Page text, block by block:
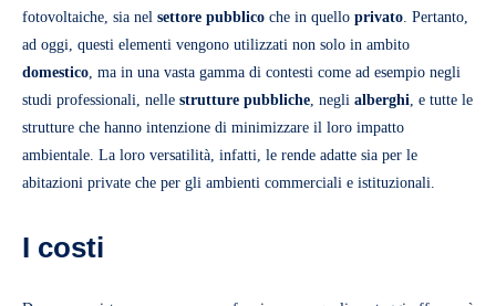
fotovoltaiche, sia nel settore pubblico che in quello privato. Pertanto,
ad oggi, questi elementi vengono utilizzati non solo in ambito
domestico, ma in una vasta gamma di contesti come ad esempio negli
studi professionali, nelle strutture pubbliche, negli alberghi, e tutte le
strutture che hanno intenzione di minimizzare il loro impatto
ambientale. La loro versatilità, infatti, le rende adatte sia per le
abitazioni private che per gli ambienti commerciali e istituzionali.
I costi